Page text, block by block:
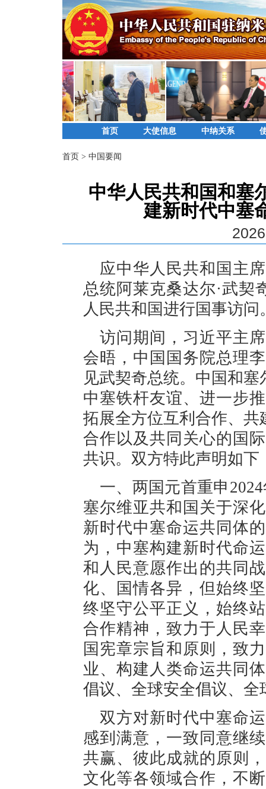
首页 大使信息 中纳关系
首页 > 中国要闻
中华人民共和国和塞
建新时代中塞
应中华人民共和国主
总统阿莱克桑达尔·武契
人民共和国进行国事访问
访问期间，习近平主
会晤，中国国务院总理
见武契奇总统。中国和
中塞铁杆友谊、进一步
拓展全方位互利合作、共
合作以及共同关心的国
共识。双方特此声明如下
一、两国元首重申
塞尔维亚共和国关于深
新时代中塞命运共同体
为，中塞构建新时代命
和人民意愿作出的共同
化、国情各异，但始终
终坚守公平正义，始终
合作精神，致力于人民
国宪章宗旨和原则，致
业、构建人类命运共同
倡议、全球安全倡议、
双方对新时代中塞命
感到满意，一致同意继
共赢、彼此成就的原则
文化等各领域合作，不